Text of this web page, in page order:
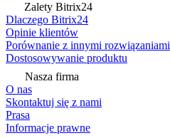
Zalety Bitrix24
Dlaczego Bitrix24
Opinie klientów
Porównanie z innymi rozwiązaniami
Dostosowywanie produktu
Nasza firma
O nas
Skontaktuj się z nami
Prasa
Informacje prawne